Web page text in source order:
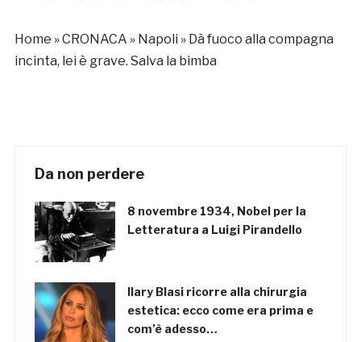
Home »CRONACA » Napoli » Dà fuoco alla compagna
incinta, lei è grave. Salva la bimba
Da non perdere
8 novembre 1934, Nobel per la
Letteratura a Luigi Pirandello
Ilary Blasi ricorre alla chirurgia
estetica: ecco come era prima e
com’è adesso…